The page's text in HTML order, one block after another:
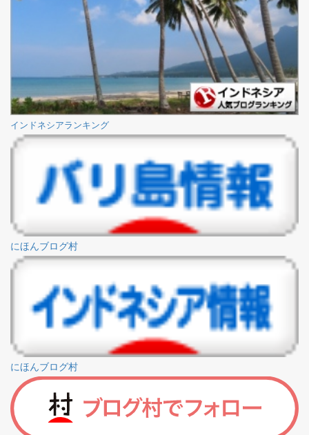
インドネシアランキング
にほんブログ村
にほんブログ村